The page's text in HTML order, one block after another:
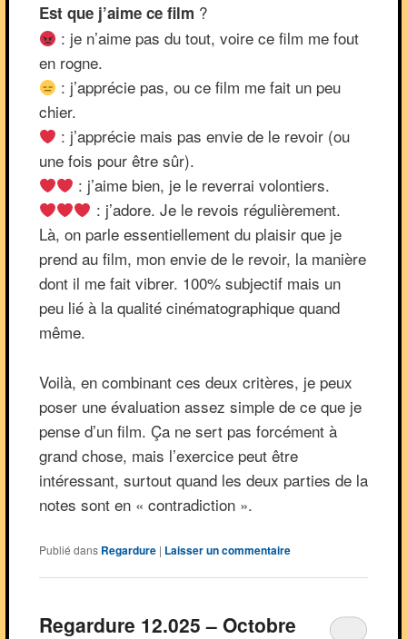
Est que j’aime ce film ?
: je n’aime pas du tout, voire ce film me fout
en rogne.
: j’apprécie pas, ou ce film me fait un peu
chier.
: j’apprécie mais pas envie de le revoir (ou
une fois pour être sûr).
: j’aime bien, je le reverrai volontiers.
: j’adore. Je le revois régulièrement.
Là, on parle essentiellement du plaisir que je
prend au film, mon envie de le revoir, la manière
dont il me fait vibrer. 100% subjectif mais un
peu lié à la qualité cinématographique quand
même.
Voilà, en combinant ces deux critères, je peux
poser une évaluation assez simple de ce que je
pense d’un film. Ça ne sert pas forcément à
grand chose, mais l’exercice peut être
intéressant, surtout quand les deux parties de la
notes sont en « contradiction ».
Publié dans Regardure | Laisser un commentaire
Regardure 12.025 – Octobre